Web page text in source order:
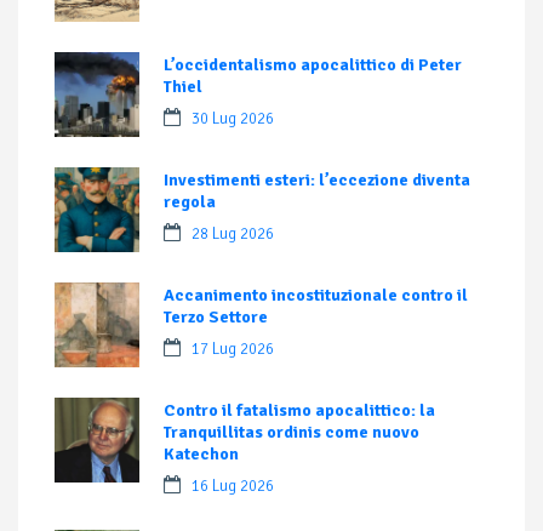
L’occidentalismo apocalittico di Peter
Thiel
30 Lug 2026
Investimenti esteri: l’eccezione diventa
regola
28 Lug 2026
Accanimento incostituzionale contro il
Terzo Settore
17 Lug 2026
Contro il fatalismo apocalittico: la
Tranquillitas ordinis come nuovo
Katechon
16 Lug 2026